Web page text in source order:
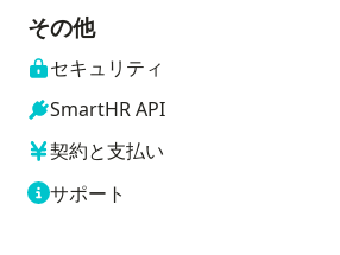
その他
セキュリティ
SmartHR API
契約と支払い
サポート